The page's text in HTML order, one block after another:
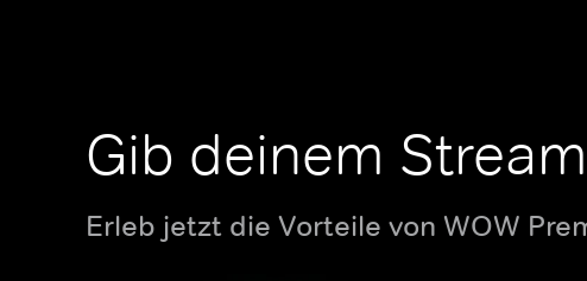
Gib deinem
Erleb jetzt die Vorteile von WOW